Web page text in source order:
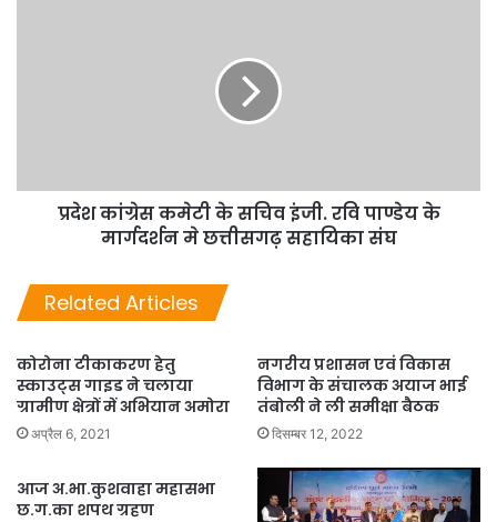
प्रदेश कांग्रेस कमेटी के सचिव इंजी. रवि पाण्डेय के
मार्गदर्शन मे छत्तीसगढ़ सहायिका संघ
Related Articles
कोरोना टीकाकरण हेतु
स्काउट्स गाइड ने चलाया
ग्रामीण क्षेत्रों में अभियान अमोरा
अप्रैल 6, 2021
नगरीय प्रशासन एवं विकास
विभाग के संचालक अयाज भाई
तंबोली ने ली समीक्षा बैठक
दिसम्बर 12, 2022
आज अ.भा.कुशवाहा महासभा
छ.ग.का शपथ ग्रहण